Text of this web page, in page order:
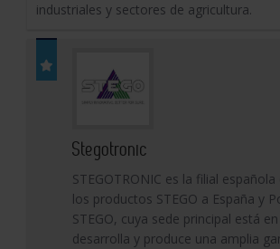
industriales y sectores de agricultura.
Stegotronic
STEGOTRONIC es la filial
los productos STEGO a España y
STEGO, cuya sede principal está
desarrolla y produce una amplia